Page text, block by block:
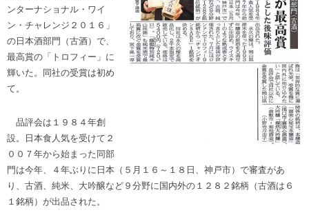
ンターナショナル・ワイ
ン・チャレンジ２０１６」
の日本酒部門（古酒）で、
最高賞の「トロフィー」に
輝いた。同社の受賞は初め
て。
品評会は１９８４年創
設。日本食人気を受けて２
００７年から始まった同部
門は今年、４年ぶりに日本（５月１６～１８日、神戸市）で審査があ
り、古酒、純米、大吟醸など９分野に国内外の１２８２銘柄（古酒は６
１銘柄）が出品された。